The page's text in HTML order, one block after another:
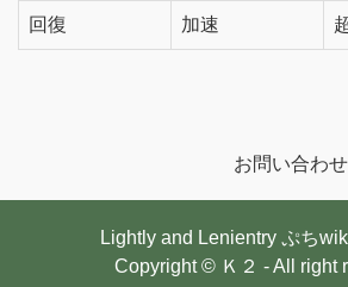
回復 加速
お問い合わ
Lightly and Lenientry ぷち
Copyright © Ｋ２ - All right